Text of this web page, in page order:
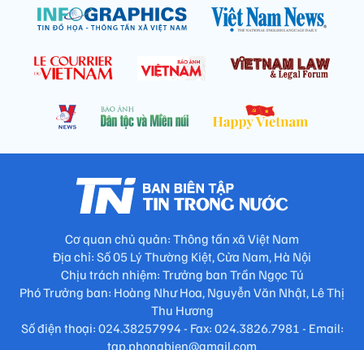
Cơ quan chủ quản: Thông tấn xã Việt Nam
Địa chỉ: Số 05 Lý Thường Kiệt, Cửa Nam, Hà Nội
Chịu trách nhiệm: Trưởng ban Trần Ngọc Tú
Phó Trưởng ban: Hoàng Như Hoa, Nguyễn Văn Nhật, Lê Thị
Thu Hương
Số điện thoại: 024.38257994 - Fax: 024.3826.7981 - Email:
tap.phongbien@gmail.com